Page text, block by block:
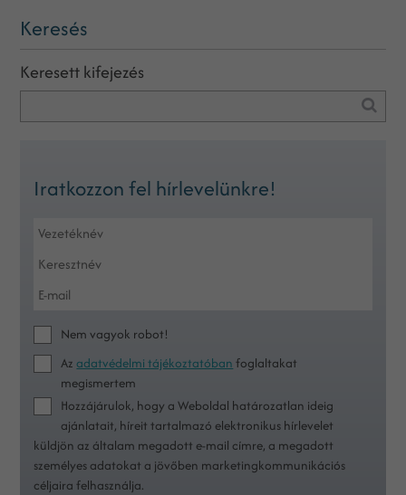
Keresés
Keresett kifejezés
Iratkozzon fel hírlevelünkre!
Nem vagyok robot!
Azadatvédelmi tájékoztatóban foglaltakat
megismertem
Hozzájárulok, hogy a Weboldal határozatlan ideig
ajánlatait, híreit tartalmazó elektronikus hírlevelet
küldjön az általam megadott e-mail címre, a megadott
személyes adatokat a jövőben marketingkommunikációs
céljaira felhasználja.